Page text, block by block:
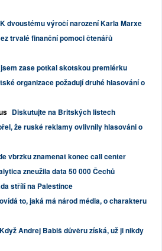
K dvoustému výročí narození Karla Marxe
trvalé finanční pomoci čtenářů
zase potkal skotskou premiérku
organizace požadují druhé hlasování o
Diskutujte na Britských listech
že ruské reklamy ovlivnily hlasováni o
vbrzku znamenat konec call center
zneužila data 50 000 Čechů
střílí na Palestince
to, jaká má národ média, o charakteru
Když Andrej Babiš důvěru získá, už ji nikdy